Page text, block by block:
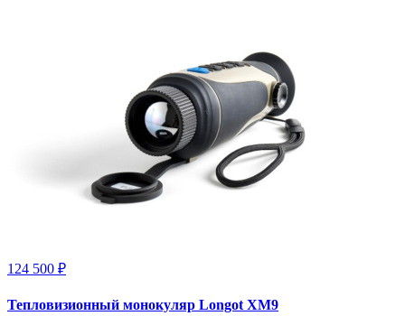
124 500 ₽
Тепловизионный монокуляр Longot XM9